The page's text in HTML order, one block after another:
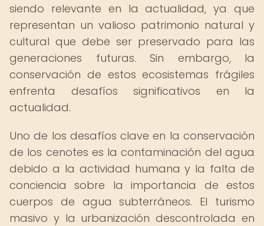
siendo relevante en la actualidad, ya que
representan un valioso patrimonio natural y
cultural que debe ser preservado para las
generaciones futuras. Sin embargo, la
conservación de estos ecosistemas frágiles
enfrenta desafíos significativos en la
actualidad.
Uno de los desafíos clave en la conservación
de los cenotes es la contaminación del agua
debido a la actividad humana y la falta de
conciencia sobre la importancia de estos
cuerpos de agua subterráneos. El turismo
masivo y la urbanización descontrolada en